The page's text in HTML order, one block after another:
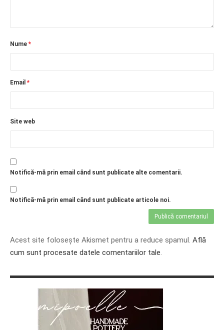
Nume *
Email *
Site web
Notifică-mă prin email când sunt publicate alte comentarii.
Notifică-mă prin email când sunt publicate articole noi.
Acest site folosește Akismet pentru a reduce spamul. Află
cum sunt procesate datele comentariilor tale.